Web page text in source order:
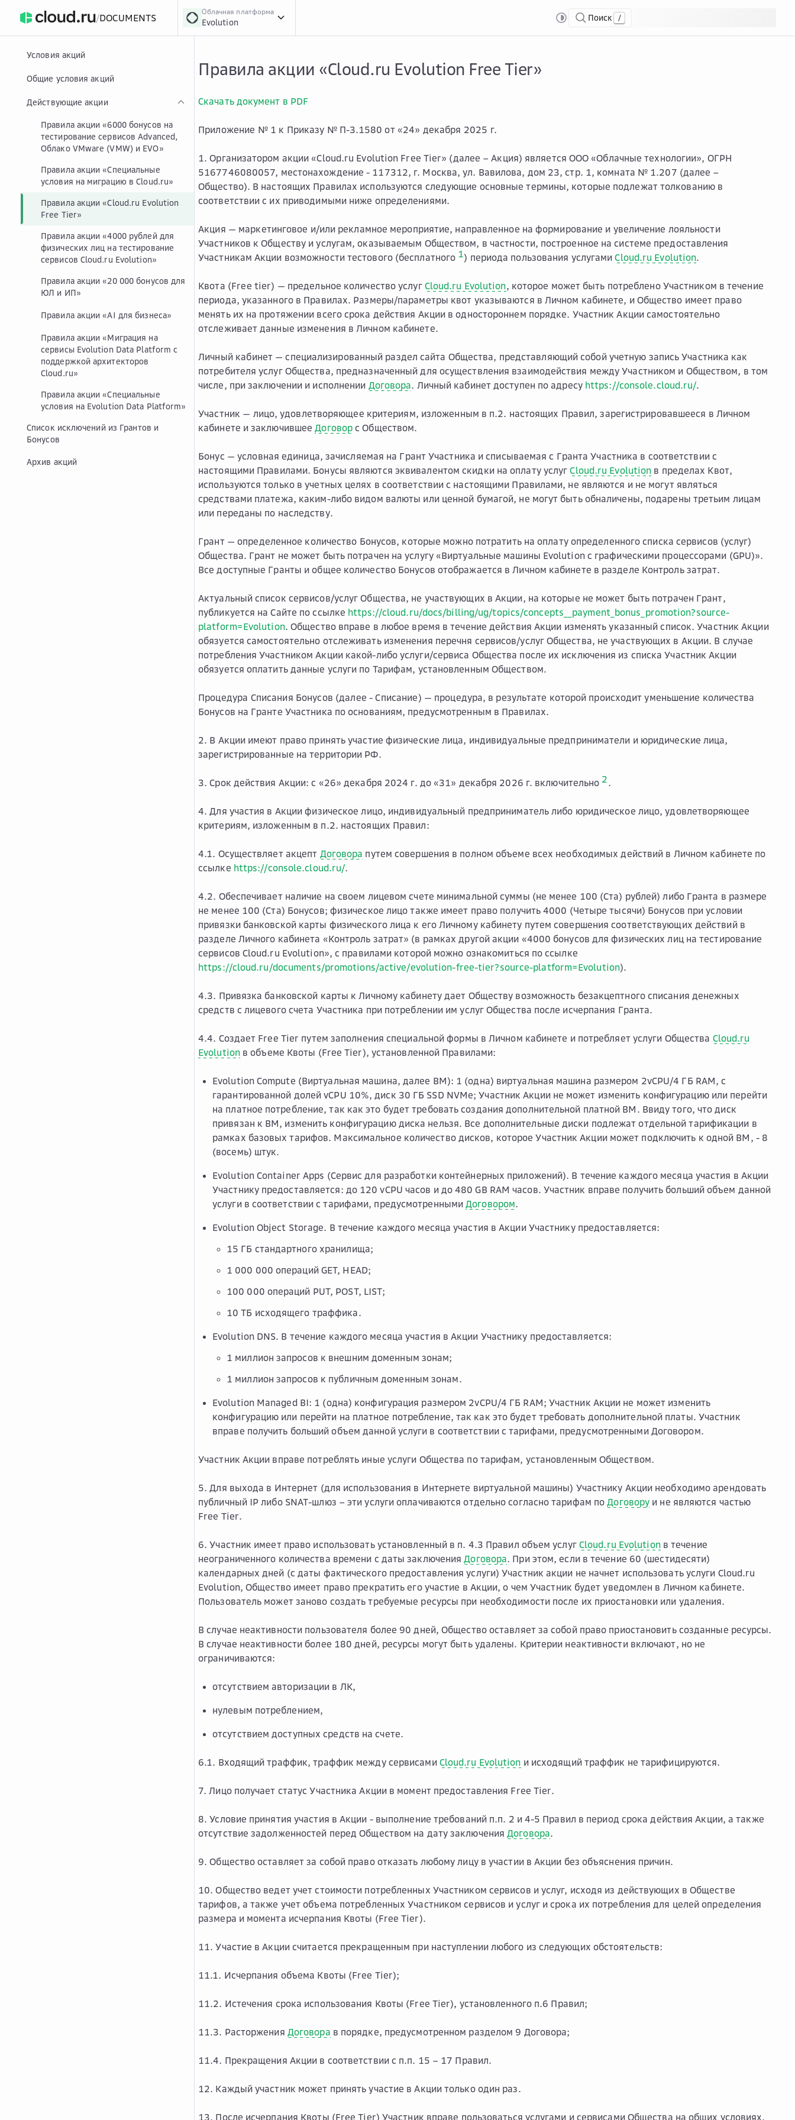
/DOCUMENTS
Облачная платформа
Evolution Поиск /
Условия акций
Общие условия акций
Действующие акции
Правила акции «6000 бонусов на
тестирование сервисов Advanced,
Облако VMware (VMW) и EVO»
Правила акции «Специальные
условия на миграцию в Cloud.ru»
Правила акции «Cloud.ru Evolution
Free Tier»
Правила акции «4000 рублей для
физических лиц на тестирование
сервисов Cloud.ru Evolution»
Правила акции «20 000 бонусов для
ЮЛ и ИП»
Правила акции «AI для бизнеса»
Правила акции «Миграция на
сервисы Evolution Data Platform с
поддержкой архитекторов
Cloud.ru»
Правила акции «Специальные
условия на Evolution Data Platform»
Список исключений из Грантов и
Бонусов
Архив акций
Правила акции «Cloud.ru Evolution Free Tier»
Скачать документ в PDF
Приложение № 1 к Приказу № П-3.1580 от «24» декабря 2025 г.
1. Организатором акции «Cloud.ru Evolution Free Tier» (далее – Акция) является ООО «Облачные технологии», ОГРН
5167746080057, местонахождение - 117312, г. Москва, ул. Вавилова, дом 23, стр. 1, комната № 1.207 (далее –
Общество). В настоящих Правилах используются следующие основные термины, которые подлежат толкованию в
соответствии с их приводимыми ниже определениями.
Акция — маркетинговое и/или рекламное мероприятие, направленное на формирование и увеличение лояльности
Участников к Обществу и услугам, оказываемым Обществом, в частности, построенное на системе предоставления
Участникам Акции возможности тестового (бесплатного 1) периода пользования услугамиCloud.ru Evolution.
Квота (Free tier) — предельное количество услуг Cloud.ru Evolution, которое может быть потреблено Участником в течение
периода, указанного в Правилах. Размеры/параметры квот указываются в Личном кабинете, и Общество имеет право
менять их на протяжении всего срока действия Акции в одностороннем порядке. Участник Акции самостоятельно
отслеживает данные изменения в Личном кабинете.
Личный кабинет — специализированный раздел сайта Общества, представляющий собой учетную запись Участника как
потребителя услуг Общества, предназначенный для осуществления взаимодействия между Участником и Обществом, в том
числе, при заключении и исполнении Договора. Личный кабинет доступен по адресу https://console.cloud.ru/.
Участник — лицо, удовлетворяющее критериям, изложенным в п.2. настоящих Правил, зарегистрировавшееся в Личном
кабинете и заключившееДоговор с Обществом.
Бонус — условная единица, зачисляемая на Грант Участника и списываемая с Гранта Участника в соответствии с
настоящими Правилами. Бонусы являются эквивалентом скидки на оплату услугCloud.ru Evolution в пределах Квот,
используются только в учетных целях в соответствии с настоящими Правилами, не являются и не могут являться
средствами платежа, каким-либо видом валюты или ценной бумагой, не могут быть обналичены, подарены третьим лицам
или переданы по наследству.
Грант — определенное количество Бонусов, которые можно потратить на оплату определенного списка сервисов (услуг)
Общества. Грант не может быть потрачен на услугу «Виртуальные машины Evolution с графическими процессорами (GPU)».
Все доступные Гранты и общее количество Бонусов отображается в Личном кабинете в разделе Контроль затрат.
Актуальный список сервисов/услуг Общества, не участвующих в Акции, на которые не может быть потрачен Грант,
публикуется на Сайте по ссылке https://cloud.ru/docs/billing/ug/topics/concepts__payment_bonus_promotion?source-
platform=Evolution. Общество вправе в любое время в течение действия Акции изменять указанный список. Участник Акции
обязуется самостоятельно отслеживать изменения перечня сервисов/услуг Общества, не участвующих в Акции. В случае
потребления Участником Акции какой-либо услуги/сервиса Общества после их исключения из списка Участник Акции
обязуется оплатить данные услуги по Тарифам, установленным Обществом.
Процедура Списания Бонусов (далее - Списание) — процедура, в результате которой происходит уменьшение количества
Бонусов на Гранте Участника по основаниям, предусмотренным в Правилах.
2. В Акции имеют право принять участие физические лица, индивидуальные предприниматели и юридические лица,
зарегистрированные на территории РФ.
3. Срок действия Акции: с «26» декабря 2024 г. до «31» декабря 2026 г. включительно 2.
4. Для участия в Акции физическое лицо, индивидуальный предприниматель либо юридическое лицо, удовлетворяющее
критериям, изложенным в п.2. настоящих Правил:
4.1. Осуществляет акцепт Договора путем совершения в полном объеме всех необходимых действий в Личном кабинете по
ссылке https://console.cloud.ru/.
4.2. Обеспечивает наличие на своем лицевом счете минимальной суммы (не менее 100 (Ста) рублей) либо Гранта в размере
не менее 100 (Ста) Бонусов; физическое лицо также имеет право получить 4000 (Четыре тысячи) Бонусов при условии
привязки банковской карты физического лица к его Личному кабинету путем совершения соответствующих действий в
разделе Личного кабинета «Контроль затрат» (в рамках другой акции «4000 бонусов для физических лиц на тестирование
сервисов Cloud.ru Evolution», с правилами которой можно ознакомиться по ссылке
https://cloud.ru/documents/promotions/active/evolution-free-tier?source-platform=Evolution).
4.3. Привязка банковской карты к Личному кабинету дает Обществу возможность безакцептного списания денежных
средств с лицевого счета Участника при потреблении им услуг Общества после исчерпания Гранта.
4.4. Создает Free Tier путем заполнения специальной формы в Личном кабинете и потребляет услуги Общества Cloud.ru
Evolutionв объеме Квоты (Free Tier), установленной Правилами:
Evolution Compute (Виртуальная машина, далее ВМ): 1 (одна) виртуальная машина размером 2vCPU/4 ГБ RAM, с
гарантированной долей vCPU 10%, диск 30 ГБ SSD NVMe; Участник Акции не может изменить конфигурацию или перейти
на платное потребление, так как это будет требовать создания дополнительной платной ВМ. Ввиду того, что диск
привязан к ВМ, изменить конфигурацию диска нельзя. Все дополнительные диски подлежат отдельной тарификации в
рамках базовых тарифов. Максимальное количество дисков, которое Участник Акции может подключить к одной ВМ, - 8
(восемь) штук.
Evolution Container Apps (Сервис для разработки контейнерных приложений). В течение каждого месяца участия в Акции
Участнику предоставляется: до 120 vCPU часов и до 480 GB RAM часов. Участник вправе получить больший объем данной
услуги в соответствии с тарифами, предусмотреннымиДоговором.
Evolution Object Storage. В течение каждого месяца участия в Акции Участнику предоставляется:
15 ГБ стандартного хранилища;
1 000 000 операций GET, HEAD;
100 000 операций PUT, POST, LIST;
10 ТБ исходящего траффика.
Evolution DNS. В течение каждого месяца участия в Акции Участнику предоставляется:
1 миллион запросов к внешним доменным зонам;
1 миллион запросов к публичным доменным зонам.
Evolution Managed BI: 1 (одна) конфигурация размером 2vCPU/4 ГБ RAM; Участник Акции не может изменить
конфигурацию или перейти на платное потребление, так как это будет требовать дополнительной платы. Участник
вправе получить больший объем данной услуги в соответствии с тарифами, предусмотренными Договором.
Участник Акции вправе потреблять иные услуги Общества по тарифам, установленным Обществом.
5. Для выхода в Интернет (для использования в Интернете виртуальной машины) Участнику Акции необходимо арендовать
публичный IP либо SNAT-шлюз – эти услуги оплачиваются отдельно согласно тарифам поДоговору и не являются частью
Free Tier.
6. Участник имеет право использовать установленный в п. 4.3 Правил объем услуг Cloud.ru Evolutionв течение
неограниченного количества времени с даты заключенияДоговора. При этом, если в течение 60 (шестидесяти)
календарных дней (с даты фактического предоставления услуги) Участник акции не начнет использовать услуги Cloud.ru
Evolution, Общество имеет право прекратить его участие в Акции, о чем Участник будет уведомлен в Личном кабинете.
Пользователь может заново создать требуемые ресурсы при необходимости после их приостановки или удаления.
В случае неактивности пользователя более 90 дней, Общество оставляет за собой право приостановить созданные ресурсы.
В случае неактивности более 180 дней, ресурсы могут быть удалены. Критерии неактивности включают, но не
ограничиваются:
отсутствием авторизации в ЛК,
нулевым потреблением,
отсутствием доступных средств на счете.
6.1. Входящий траффик, траффик между сервисами Cloud.ru Evolution и исходящий траффик не тарифицируются.
7. Лицо получает статус Участника Акции в момент предоставления Free Tier.
8. Условие принятия участия в Акции - выполнение требований п.п. 2 и 4-5 Правил в период срока действия Акции, а также
отсутствие задолженностей перед Обществом на дату заключенияДоговора.
9. Общество оставляет за собой право отказать любому лицу в участии в Акции без объяснения причин.
10. Общество ведет учет стоимости потребленных Участником сервисов и услуг, исходя из действующих в Обществе
тарифов, а также учет объема потребленных Участником сервисов и услуг и срока их потребления для целей определения
размера и момента исчерпания Квоты (Free Tier).
11. Участие в Акции считается прекращенным при наступлении любого из следующих обстоятельств:
11.1. Исчерпания объема Квоты (Free Tier);
11.2. Истечения срока использования Квоты (Free Tier), установленного п.6 Правил;
11.3. Расторжения Договора в порядке, предусмотренном разделом 9 Договора;
11.4. Прекращения Акции в соответствии с п.п. 15 – 17 Правил.
12. Каждый участник может принять участие в Акции только один раз.
13. После исчерпания Квоты (Free Tier) Участник вправе пользоваться услугами и сервисами Общества на общих условиях,